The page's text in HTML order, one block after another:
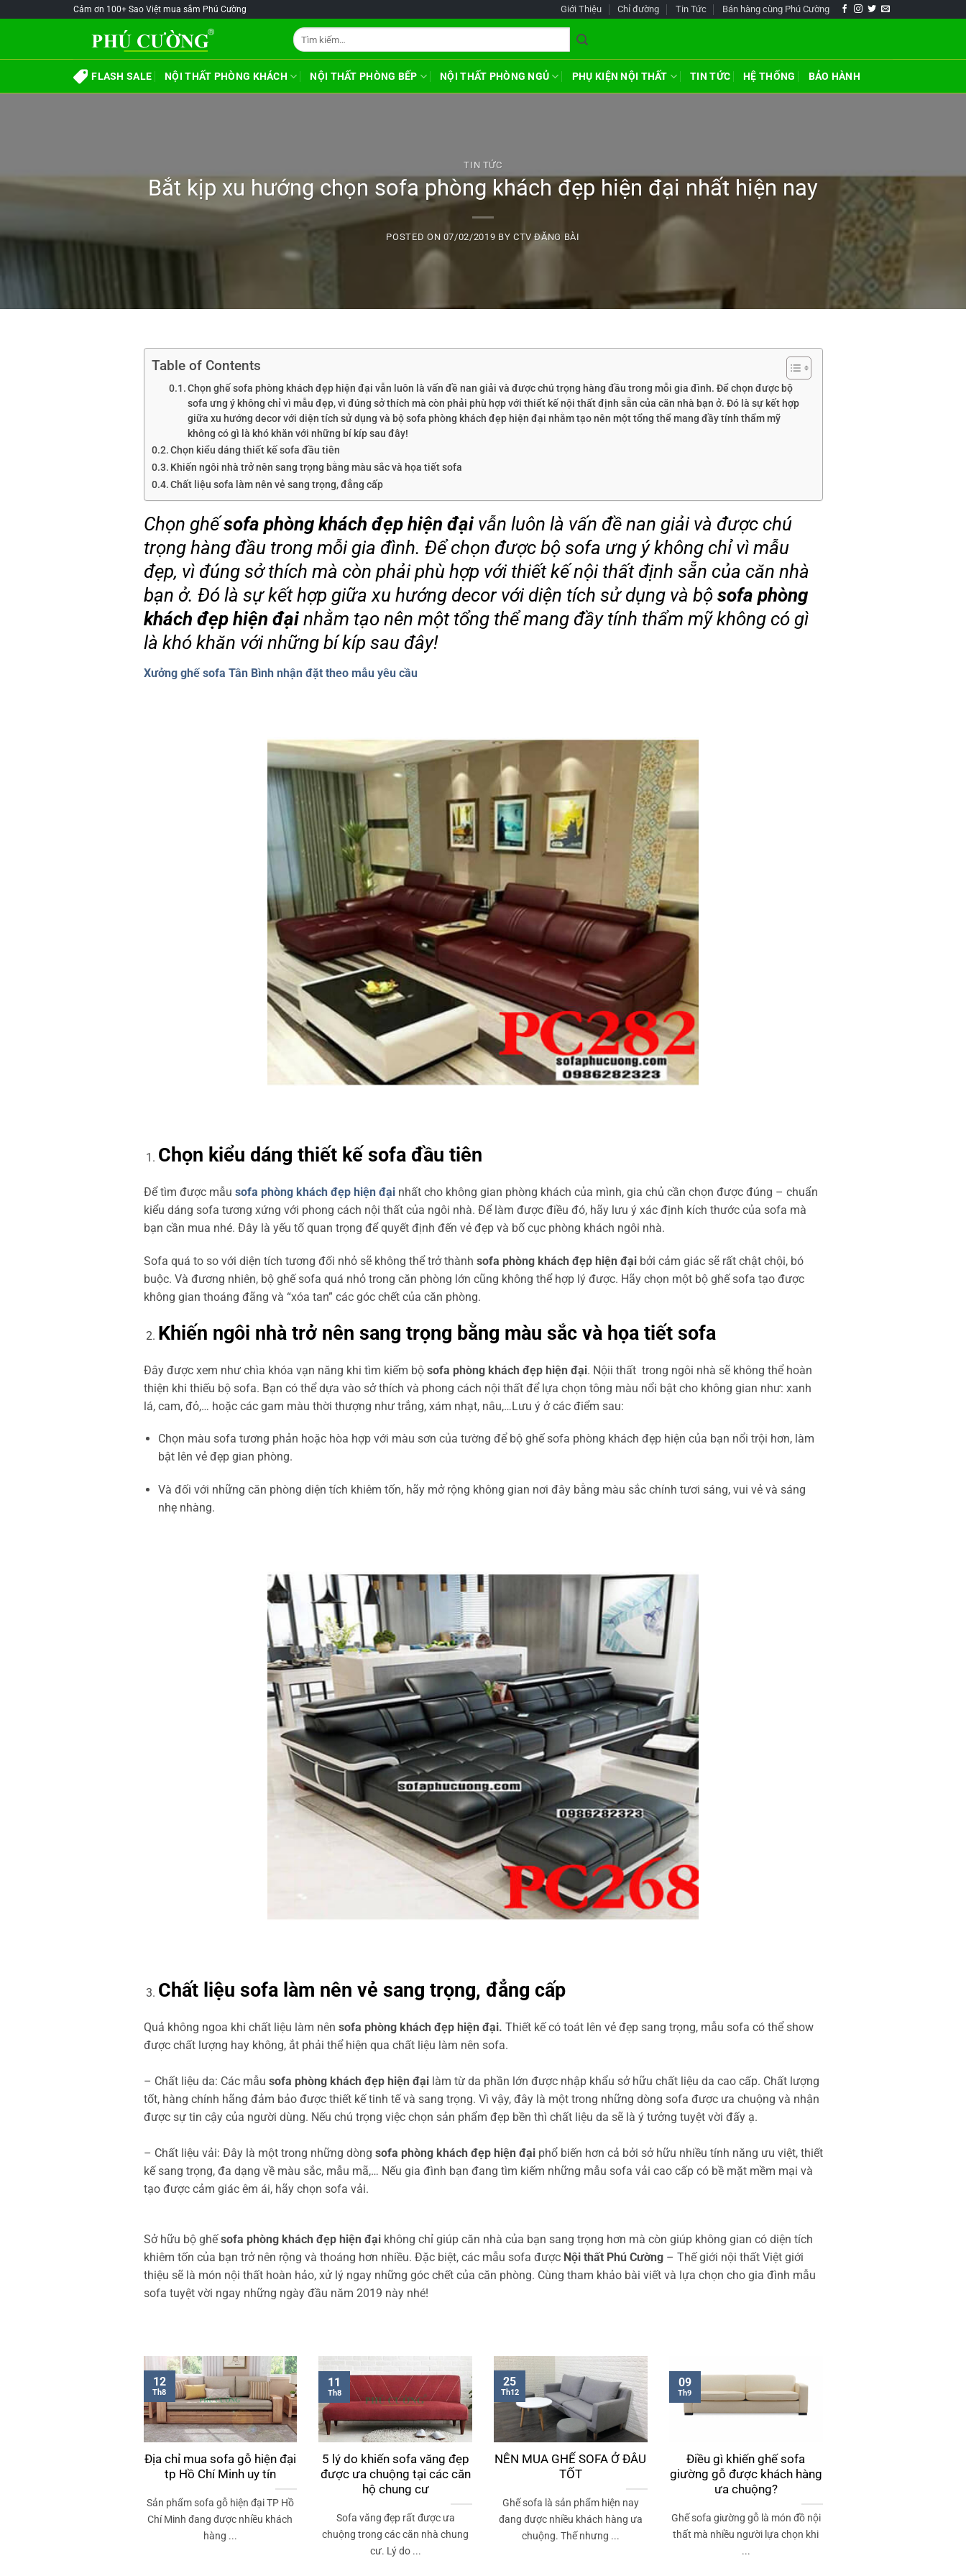
Cảm ơn 100+ Sao Việt mua sắm Phú Cường Giới Thiệu Chỉ đường Tin Tức Bán hàng cùng Phú Cường
Tìm
kiếm:
FLASH SALE NỘI THẤT PHÒNG KHÁCH NỘI THẤT PHÒNG BẾP NỘI THẤT PHÒNG NGỦ PHỤ KIỆN NỘI THẤT TIN TỨC HỆ THỐNG BẢO HÀNH
TIN TỨC
Bắt kịp xu hướng chọn sofa phòng khách đẹp hiện đại nhất hiện nay
POSTED ON 07/02/2019 BY CTV ĐĂNG BÀI
Table of Contents
Chọn ghế sofa phòng khách đẹp hiện đại vẫn luôn là vấn đề nan giải và được chú trọng hàng đầu trong mỗi gia đình. Để chọn được bộ
sofa ưng ý không chỉ vì mẫu đẹp, vì đúng sở thích mà còn phải phù hợp với thiết kế nội thất định sẵn của căn nhà bạn ở. Đó là sự kết hợp
giữa xu hướng decor với diện tích sử dụng và bộ sofa phòng khách đẹp hiện đại nhằm tạo nên một tổng thể mang đầy tính thẩm mỹ
không có gì là khó khăn với những bí kíp sau đây!
Chọn kiểu dáng thiết kế sofa đầu tiên
Khiến ngôi nhà trở nên sang trọng bằng màu sắc và họa tiết sofa
Chất liệu sofa làm nên vẻ sang trọng, đẳng cấp
Chọn ghếsofa phòng khách đẹp hiện đạivẫn luôn là vấn đề nan giải và được chú
trọng hàng đầu trong mỗi gia đình. Để chọn được bộ sofa ưng ý không chỉ vì mẫu
đẹp, vì đúng sở thích mà còn phải phù hợp với thiết kế nội thất định sẵn của căn nhà
bạn ở. Đó là sự kết hợp giữa xu hướng decor với diện tích sử dụng và bộ sofa phòng
khách đẹp hiện đạinhằm tạo nên một tổng thể mang đầy tính thẩm mỹ không có gì
là khó khăn với những bí kíp sau đây!
Xưởng ghế sofa Tân Bình nhận đặt theo mẫu yêu cầu
Chọn kiểu dáng thiết kế sofa đầu tiên
Để tìm được mẫu sofa phòng khách đẹp hiện đạinhất cho không gian phòng khách của mình, gia chủ cần chọn được đúng – chuẩn
kiểu dáng sofa tương xứng với phong cách nội thất của ngôi nhà. Để làm được điều đó, hãy lưu ý xác định kích thước của sofa mà
bạn cần mua nhé. Đây là yếu tố quan trọng để quyết định đến vẻ đẹp và bố cục phòng khách ngôi nhà.
Sofa quá to so với diện tích tương đối nhỏ sẽ không thể trở thành sofa phòng khách đẹp hiện đạibởi cảm giác sẽ rất chật chội, bó
buộc. Và đương nhiên, bộ ghế sofa quá nhỏ trong căn phòng lớn cũng không thể hợp lý được. Hãy chọn một bộ ghế sofa tạo được
không gian thoáng đãng và “xóa tan” các góc chết của căn phòng.
Khiến ngôi nhà trở nên sang trọng bằng màu sắc và họa tiết sofa
Đây được xem như chìa khóa vạn năng khi tìm kiếm bộ sofa phòng khách đẹp hiện đại. Nộii thất trong ngôi nhà sẽ không thể hoàn
thiện khi thiếu bộ sofa. Bạn có thể dựa vào sở thích và phong cách nội thất để lựa chọn tông màu nổi bật cho không gian như: xanh
lá, cam, đỏ,… hoặc các gam màu thời thượng như trắng, xám nhạt, nâu,…Lưu ý ở các điểm sau:
Chọn màu sofa tương phản hoặc hòa hợp với màu sơn của tường để bộ ghế sofa phòng khách đẹp hiện của bạn nổi trội hơn, làm
bật lên vẻ đẹp gian phòng.
Và đối với những căn phòng diện tích khiêm tốn, hãy mở rộng không gian nơi đây bằng màu sắc chính tươi sáng, vui vẻ và sáng
nhẹ nhàng.
Chất liệu sofa làm nên vẻ sang trọng, đẳng cấp
Quả không ngoa khi chất liệu làm nên sofa phòng khách đẹp hiện đại. Thiết kế có toát lên vẻ đẹp sang trọng, mẫu sofa có thể show
được chất lượng hay không, ắt phải thể hiện qua chất liệu làm nên sofa.
– Chất liệu da: Các mẫu sofa phòng khách đẹp hiện đạilàm từ da phần lớn được nhập khẩu sở hữu chất liệu da cao cấp. Chất lượng
tốt, hàng chính hãng đảm bảo được thiết kế tinh tế và sang trọng. Vì vậy, đây là một trong những dòng sofa được ưa chuộng và nhận
được sự tin cậy của người dùng. Nếu chú trọng việc chọn sản phẩm đẹp bền thì chất liệu da sẽ là ý tưởng tuyệt vời đấy ạ.
– Chất liệu vải: Đây là một trong những dòng sofa phòng khách đẹp hiện đạiphổ biến hơn cả bởi sở hữu nhiều tính năng ưu việt, thiết
kế sang trọng, đa dạng về màu sắc, mẫu mã,… Nếu gia đình bạn đang tìm kiếm những mẫu sofa vải cao cấp có bề mặt mềm mại và
tạo được cảm giác êm ái, hãy chọn sofa vải.
Sở hữu bộ ghếsofa phòng khách đẹp hiện đạikhông chỉ giúp căn nhà của bạn sang trọng hơn mà còn giúp không gian có diện tích
khiêm tốn của bạn trở nên rộng và thoáng hơn nhiều. Đặc biệt, các mẫu sofa được Nội thất Phú Cường– Thế giới nội thất Việt giới
thiệu sẽ là món nội thất hoàn hảo, xử lý ngay những góc chết của căn phòng. Cùng tham khảo bài viết và lựa chọn cho gia đình mẫu
sofa tuyệt vời ngay những ngày đầu năm 2019 này nhé!
Địa chỉ mua sofa gỗ hiện đại
tp Hồ Chí Minh uy tín
Sản phẩm sofa gỗ hiện đại TP Hồ
Chí Minh đang được nhiều khách
hàng ...
12
Th8
5 lý do khiến sofa văng đẹp
được ưa chuộng tại các căn
hộ chung cư
Sofa văng đẹp rất được ưa
chuộng trong các căn nhà chung
cư. Lý do ...
11
Th8
NÊN MUA GHẾ SOFA Ở ĐÂU
TỐT
Ghế sofa là sản phẩm hiện nay
đang được nhiều khách hàng ưa
chuộng. Thế nhưng ...
25
Th12
Điều gì khiến ghế sofa
giường gỗ được khách hàng
ưa chuộng?
Ghế sofa giường gỗ là món đồ nội
thất mà nhiều người lựa chọn khi
...
09
Th9